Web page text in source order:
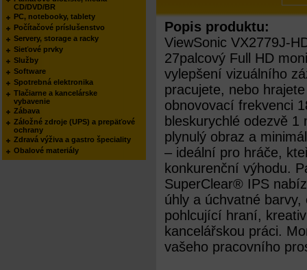
Popis produktu:
ViewSonic VX2779J-
27palcový Full HD
vylepšení vizuálního
pracujete, nebo
obnovovací frekvenci
bleskurychlé odezvě 1
plynulý obraz a
– ideální pro hráče,
konkurenční výhodu.
SuperClear® IPS
úhly a úchvatné
pohlcující hraní,
kancelářskou práci.
vašeho pracovního
CD/DVD/BR
PC, notebooky, tablety
Počítačové príslušenstvo
Servery, storage a racky
Sieťové prvky
Služby
Software
Spotrebná elektronika
Tlačiarne a kancelárske
vybavenie
Zábava
Záložné zdroje (UPS) a prepäťové
ochrany
Zdravá výživa a gastro špeciality
Obalové materiály